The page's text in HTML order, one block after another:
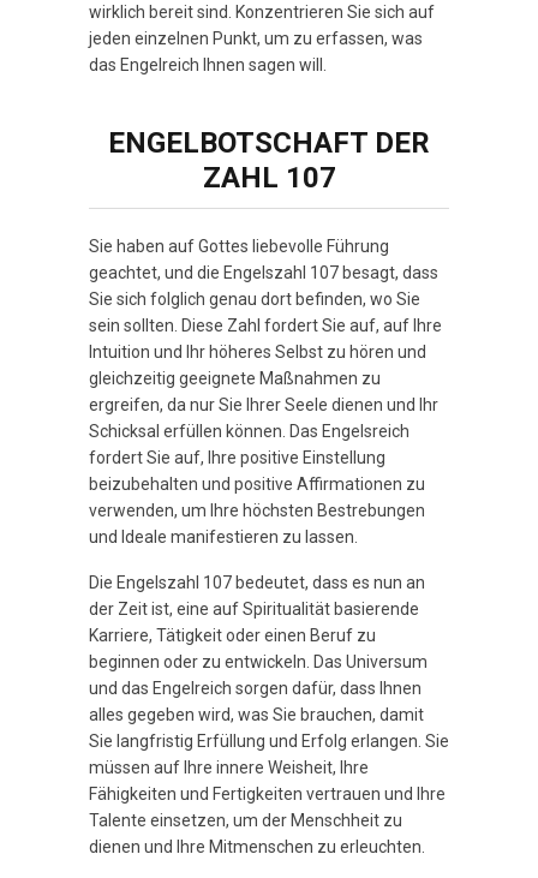
wirklich bereit sind. Konzentrieren Sie sich auf
jeden einzelnen Punkt, um zu erfassen, was
das Engelreich Ihnen sagen will.
ENGELBOTSCHAFT DER
ZAHL 107
Sie haben auf Gottes liebevolle Führung
geachtet, und die Engelszahl 107 besagt, dass
Sie sich folglich genau dort befinden, wo Sie
sein sollten. Diese Zahl fordert Sie auf, auf Ihre
Intuition und Ihr höheres Selbst zu hören und
gleichzeitig geeignete Maßnahmen zu
ergreifen, da nur Sie Ihrer Seele dienen und Ihr
Schicksal erfüllen können. Das Engelsreich
fordert Sie auf, Ihre positive Einstellung
beizubehalten und positive Affirmationen zu
verwenden, um Ihre höchsten Bestrebungen
und Ideale manifestieren zu lassen.
Die Engelszahl 107 bedeutet, dass es nun an
der Zeit ist, eine auf Spiritualität basierende
Karriere, Tätigkeit oder einen Beruf zu
beginnen oder zu entwickeln. Das Universum
und das Engelreich sorgen dafür, dass Ihnen
alles gegeben wird, was Sie brauchen, damit
Sie langfristig Erfüllung und Erfolg erlangen. Sie
müssen auf Ihre innere Weisheit, Ihre
Fähigkeiten und Fertigkeiten vertrauen und Ihre
Talente einsetzen, um der Menschheit zu
dienen und Ihre Mitmenschen zu erleuchten.